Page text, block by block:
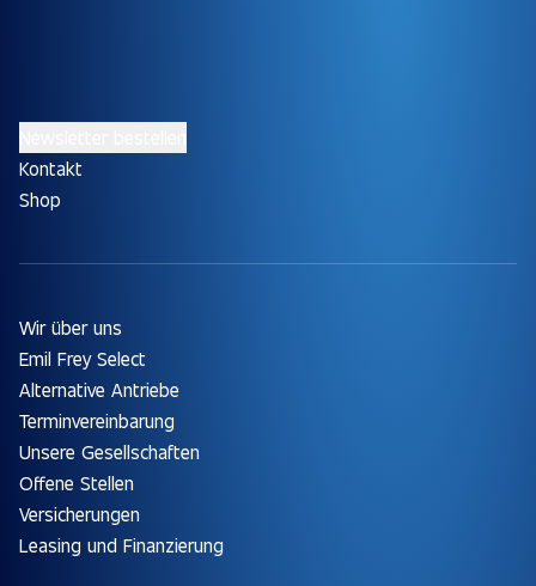
Kontakt
Shop
Wir über uns
Emil Frey Select
Alternative Antriebe
Terminvereinbarung
Unsere Gesellschaften
Offene Stellen
Versicherungen
Leasing und Finanzierung